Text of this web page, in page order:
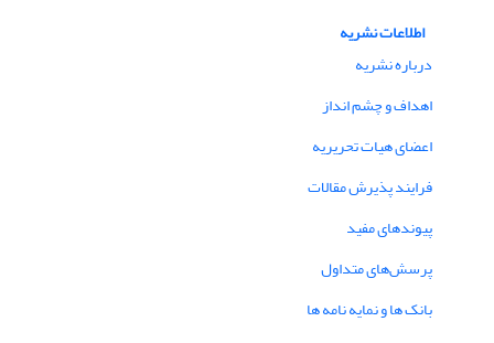
اطلاعات نشریه
درباره نشریه
اهداف و چشم انداز
اعضای هیات تحریریه
فرایند پذیرش مقالات
پیوندهای مفید
پرسش‌های متداول
بانک ها و نمایه نامه ها